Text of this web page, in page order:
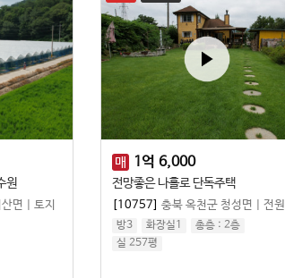
원
면 토지
매 1억 6,000
전망좋은 나홀로 단독주택
[10757] 충북 옥천군 청성면 전원주택
방3 화장실1 총층 : 2층
실 257평